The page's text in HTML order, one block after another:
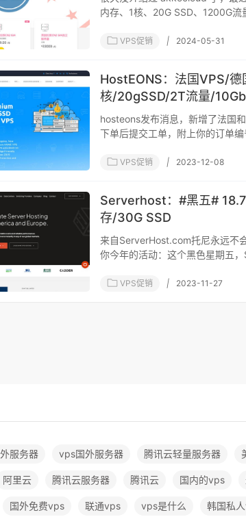
内存、1核、20G SSD、1200G
VPS促销 | 2024-05-31
HostEONS：法国VPS/德
核/20gSSD/2T流量/
hosteons发布消息，新增了法国
下单后提交工单，附上你的订单
VPS促销 | 2023-12-08
Serverhost：#黑五#
存/30G SSD
来自ServerHost.com托尼永远不
你今年的活动：这个黑色星期五
VPS促销 | 2023-11-27
服务器 vps国外服务器 腾讯云轻量服务器
阿里云 腾讯云服务器 腾讯云 国内的vps
国外免费vps 联通vps vps是什么 韩国私